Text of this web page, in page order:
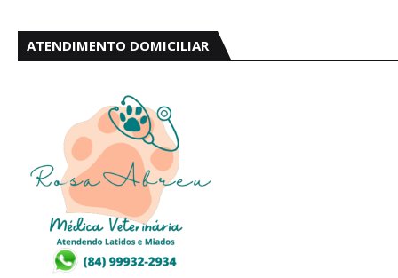
ATENDIMENTO DOMICILIAR